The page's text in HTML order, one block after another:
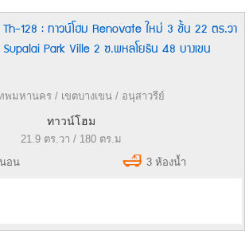
Th-128 : ทาวน์โฮม Renovate ใหม่ 3 ชั้น 22 ตร.วา
Supalai Park Ville 2 ซ.พหลโยธิน 48 บางเขน
ทพมหานคร / เขตบางเขน / อนุสาวรีย์
ทาวน์โฮม
21.9 ตร.วา / 180 ตร.ม
อน
3 ห้องน้ำ